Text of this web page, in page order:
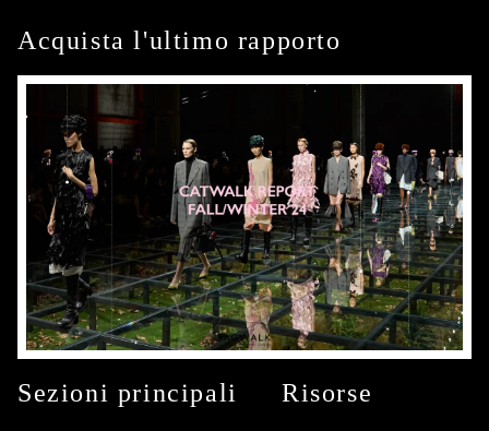
Acquista l'ultimo rapporto
Sezioni principali Risorse